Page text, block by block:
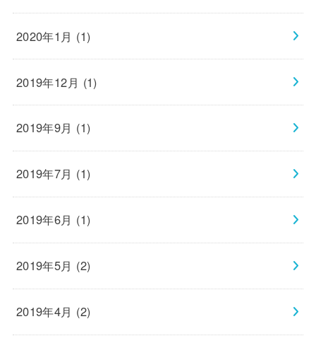
2020年1月 (1)
2019年12月 (1)
2019年9月 (1)
2019年7月 (1)
2019年6月 (1)
2019年5月 (2)
2019年4月 (2)